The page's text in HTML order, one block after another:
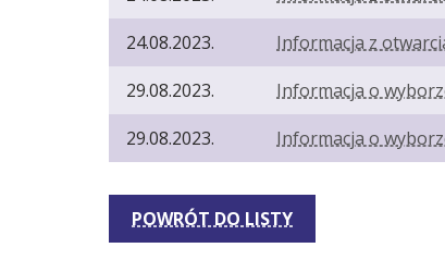
24.08.2023.
Informacja z
29.08.2023.
Informacja o
29.08.2023.
Informacja o
POWRÓT DO LISTY